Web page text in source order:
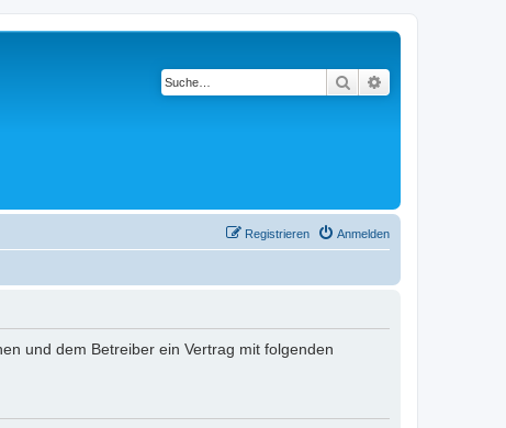
Suche
Anmelden
Registrieren
und dem Betreiber ein Vertrag mit folgenden